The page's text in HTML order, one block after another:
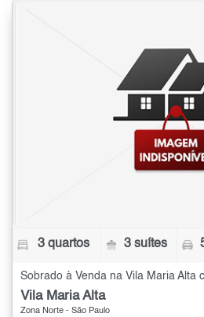
3 quartos 3 suítes
Sobrado à Venda na Vila Maria Alta
Vila Maria Alta
Zona Norte - São Paulo